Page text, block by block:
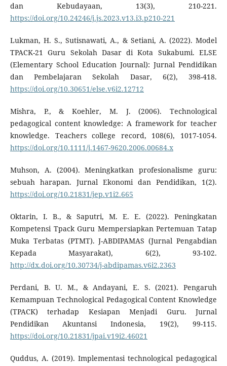
dan Kebudayaan, 13(3), 210-221.
https://doi.org/10.24246/j.js.2023.v13.i3.p210-221
Lukman, H. S., Sutisnawati, A., & Setiani, A. (2022). Model
TPACK-21 Guru Sekolah Dasar di Kota Sukabumi. ELSE
(Elementary School Education Journal): Jurnal Pendidikan
dan Pembelajaran Sekolah Dasar, 6(2), 398-418.
https://doi.org/10.30651/else.v6i2.12712
Mishra, P., & Koehler, M. J. (2006). Technological
pedagogical content knowledge: A framework for teacher
knowledge. Teachers college record, 108(6), 1017-1054.
https://doi.org/10.1111/j.1467-9620.2006.00684.x
Muhson, A. (2004). Meningkatkan profesionalisme guru:
sebuah harapan. Jurnal Ekonomi dan Pendidikan, 1(2).
https://doi.org/10.21831/jep.v1i2.665
Oktarin, I. B., & Saputri, M. E. E. (2022). Peningkatan
Kompetensi Tpack Guru Mempersiapkan Pertemuan Tatap
Muka Terbatas (PTMT). J-ABDIPAMAS (Jurnal Pengabdian
Kepada Masyarakat), 6(2), 93-102.
http://dx.doi.org/10.30734/j-abdipamas.v6i2.2363
Perdani, B. U. M., & Andayani, E. S. (2021). Pengaruh
Kemampuan Technological Pedagogical Content Knowledge
(TPACK) terhadap Kesiapan Menjadi Guru. Jurnal
Pendidikan Akuntansi Indonesia, 19(2), 99-115.
https://doi.org/10.21831/jpai.v19i2.46021
Quddus, A. (2019). Implementasi technological pedagogical